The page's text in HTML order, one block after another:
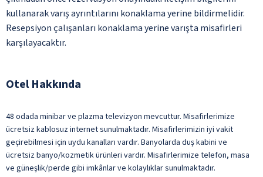
kullanarak varış ayrıntılarını konaklama yerine bildirmelidir.
Resepsiyon çalışanları konaklama yerine varışta misafirleri
karşılayacaktır.
Otel Hakkında
48 odada minibar ve plazma televizyon mevcuttur. Misafirlerimize
ücretsiz kablosuz internet sunulmaktadır. Misafirlerimizin iyi vakit
geçirebilmesi için uydu kanalları vardır. Banyolarda duş kabini ve
ücretsiz banyo/kozmetik ürünleri vardır. Misafirlerimize telefon, masa
ve güneşlik/perde gibi imkânlar ve kolaylıklar sunulmaktadır.